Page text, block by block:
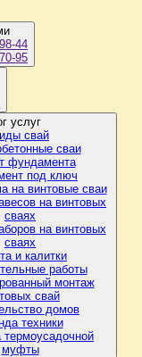
44
95
услуг
свай
сваи
фундамента
под ключ
на винтовые сваи
на винтовых
сваях
на винтовых
сваях
и калитки
работы
монтаж
свай
домов
техники
термоусадочной
муфты